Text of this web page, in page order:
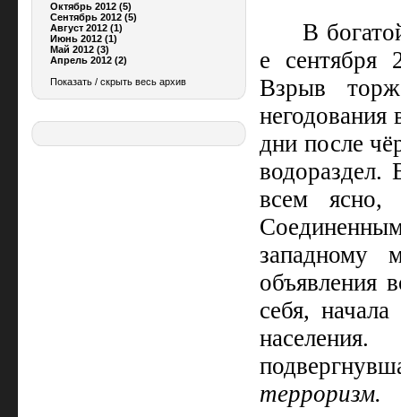
Октябрь 2012 (5)
Сентябрь 2012 (5)
Август 2012 (1)
Июнь 2012 (1)
Май 2012 (3)
Апрель 2012 (2)
Показать / скрыть весь архив
В
е сентября
Взрыв
негодования
дни после
всем ясно,
западному
объявления
себя,
терроризм.